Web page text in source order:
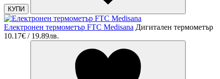
КУПИ
Електронен термометър FTC Medisana Дигитален термометър
10.17€ / 19.89лв.